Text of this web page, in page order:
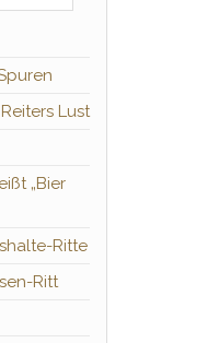
Lust
„Bier
Ritte
Ritt